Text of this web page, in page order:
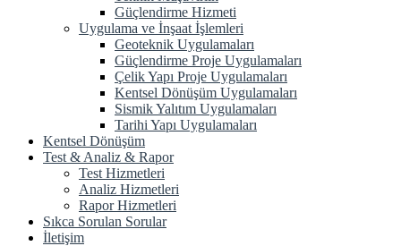
Güçlendirme Hizmeti
Uygulama ve İnşaat İşlemleri
Geoteknik Uygulamaları
Güçlendirme Proje Uygulamaları
Çelik Yapı Proje Uygulamaları
Kentsel Dönüşüm Uygulamaları
Sismik Yalıtım Uygulamaları
Tarihi Yapı Uygulamaları
Kentsel Dönüşüm
Test & Analiz & Rapor
Test Hizmetleri
Analiz Hizmetleri
Rapor Hizmetleri
Sıkca Sorulan Sorular
İletişim